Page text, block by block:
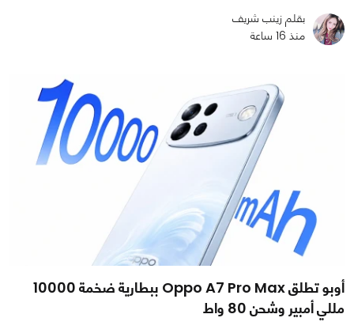
بقلم زينب شريف
منذ 16 ساعة
أوبو تطلق Oppo A7 Pro Max ببطارية ضخمة 10000
مللي أمبير وشحن 80 واط